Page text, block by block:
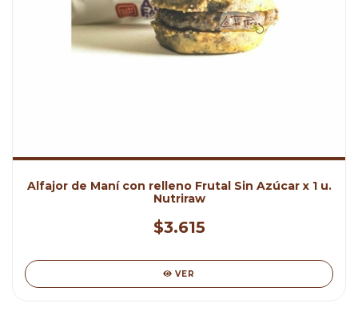
Alfajor de Maní con relleno Frutal Sin Azúcar x 1 u.
Nutriraw
$3.615
VER